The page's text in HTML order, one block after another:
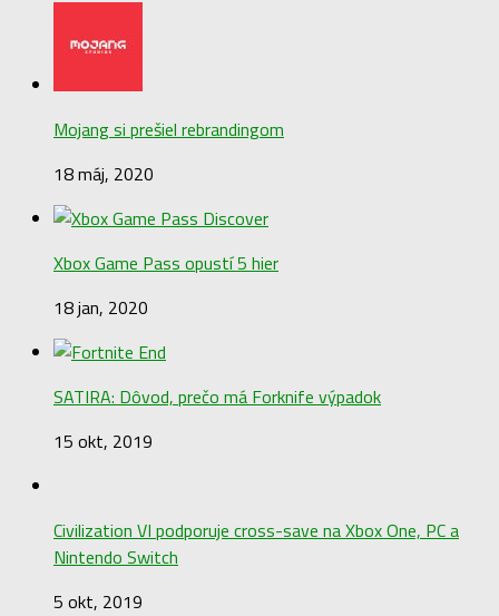
Mojang si prešiel rebrandingom
18 máj, 2020
Xbox Game Pass opustí 5 hier
18 jan, 2020
SATIRA: Dôvod, prečo má Forknife výpadok
15 okt, 2019
Civilization VI podporuje cross-save na Xbox One, PC a
Nintendo Switch
5 okt, 2019